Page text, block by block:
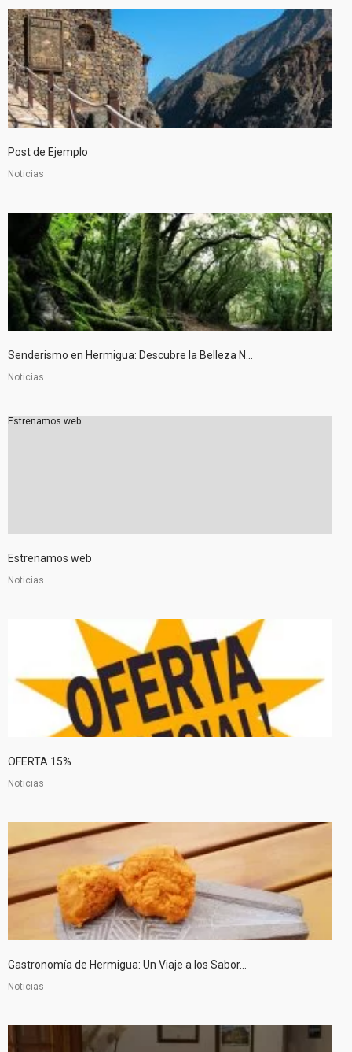
Post de Ejemplo
Noticias
Senderismo en Hermigua: Descubre la Belleza N...
Noticias
Estrenamos web
Estrenamos web
Noticias
OFERTA 15%
Noticias
Gastronomía de Hermigua: Un Viaje a los Sabor...
Noticias